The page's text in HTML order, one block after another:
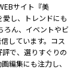
サイト『美
し、トレンドにも
ろん、イベントやビ
しています。コス
で、選りすぐりの
編集にも注力し、